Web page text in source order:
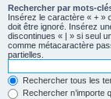
Rechercher par mots-
Insérez le caractère « + »
doit être ignoré. Insérez
discontinues « | » si seul
comme métacaractère
partielles.
Rechercher tous les
Rechercher n’importe